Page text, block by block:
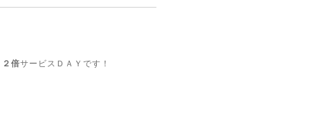
２倍サービスＤＡＹです！